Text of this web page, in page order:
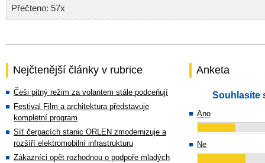
Přečteno: 57x
Nejčtenější články v rubrice
Češi pitný režim za volantem stále podceňují
Festival Film a architektura představuje
kompletní program
Síť čerpacích stanic ORLEN zmodernizuje a
rozšíří elektromobilní infrastrukturu
Zákazníci opět rozhodnou o podpoře mladých
Anketa
Souhlasíte
Ano
Ne